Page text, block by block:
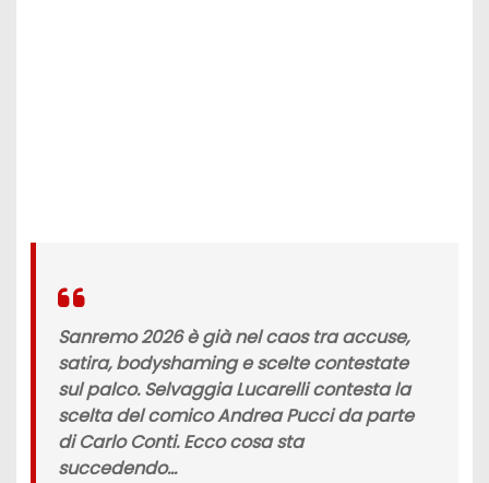
Sanremo 2026 è già nel caos tra accuse,
satira, bodyshaming e scelte contestate
sul palco. Selvaggia Lucarelli contesta la
scelta del comico Andrea Pucci da parte
di Carlo Conti. Ecco cosa sta
succedendo…